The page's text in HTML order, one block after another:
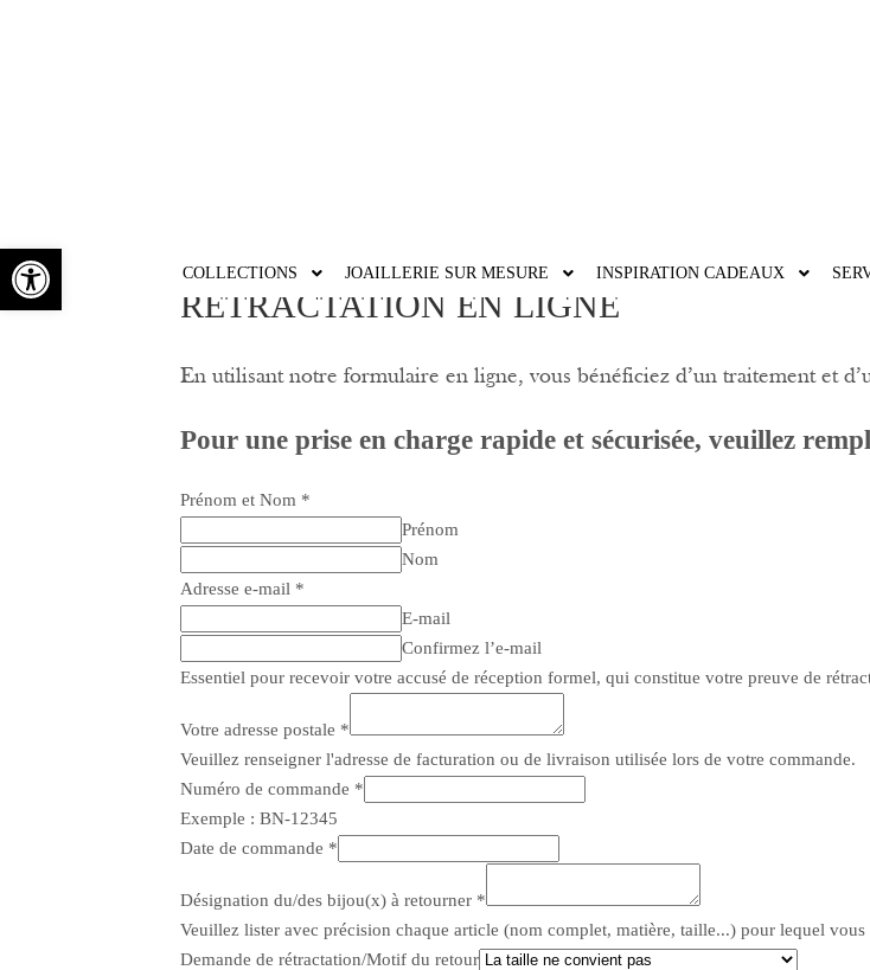
COLLECTIONS JOAILLERIE SUR MESURE INSPIRATION CADEAUX
RÉTRACTATION EN LIGNE
En utilisant notre formulaire en ligne, vous bénéficiez d’un traitement et
Pour une prise en charge rapide et sécurisée, veuillez
Prénom et Nom *
Prénom
Nom
Adresse e-mail *
E-mail
Confirmez l’e-mail
Essentiel pour recevoir votre accusé de réception formel, qui constitue votre preuve de
Votre adresse postale *
Veuillez renseigner l'adresse de facturation ou de livraison utilisée lors de votre commande.
Numéro de commande *
Exemple : BN-12345
Date de commande *
Désignation du/des bijou(x) à retourner *
Veuillez lister avec précision chaque article (nom complet, matière, taille...) pour lequel
Demande de rétractation/Motif du retour
Ouvrir la barre d’outils